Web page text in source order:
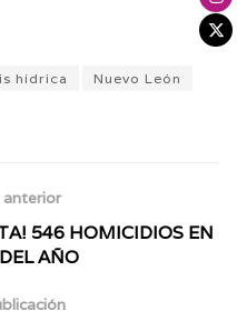
hídrica
Nuevo León
anterior
546 HOMICIDIOS EN
AÑO